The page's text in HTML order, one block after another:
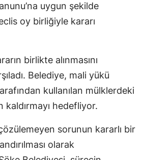
uygun şekilde
oy birliğiyle kararı
birlikte alınmasını
Belediye, mali yükü
kullanılan mülklerdeki
hedefliyor.
çözülemeyen sorunun kararlı bir
olarak